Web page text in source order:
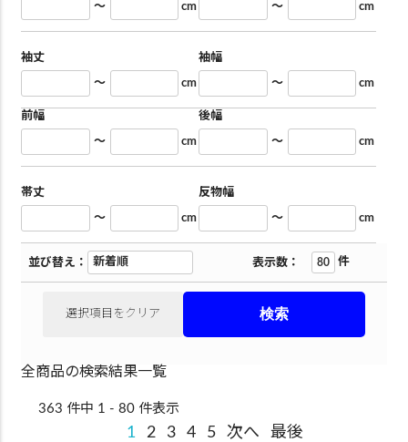
～ cm ～ cm
袖丈
～ cm
袖幅
～ cm
前幅
～ cm
後幅
～ cm
帯丈
～ cm
反物幅
～ cm
並び替え： 表示数： 件
選択項目をクリア
全商品の検索結果一覧
363 件中 1 - 80 件表示
1 2 3 4 5 次へ 最後